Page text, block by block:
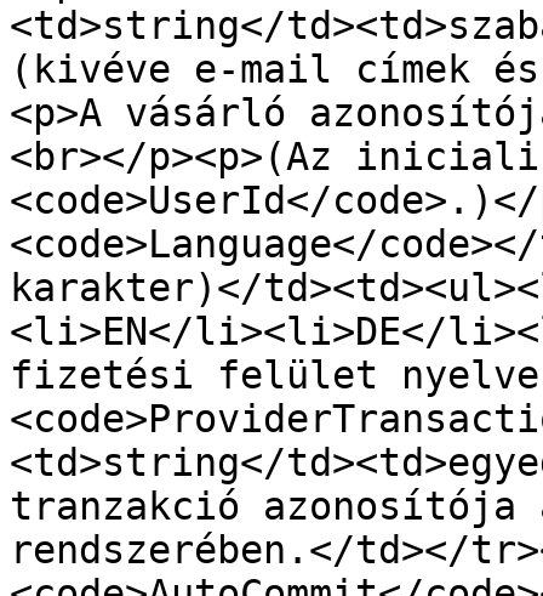
<td>string</
(kivéve e-mail címek
<p>A vásárló
<br></p><p>(Az
<code>UserId</
<code>Language</
karakter)</
<li>EN</li><li>DE</
fizetési felület
<td>string</
tranzakció
rendszerében.</td></